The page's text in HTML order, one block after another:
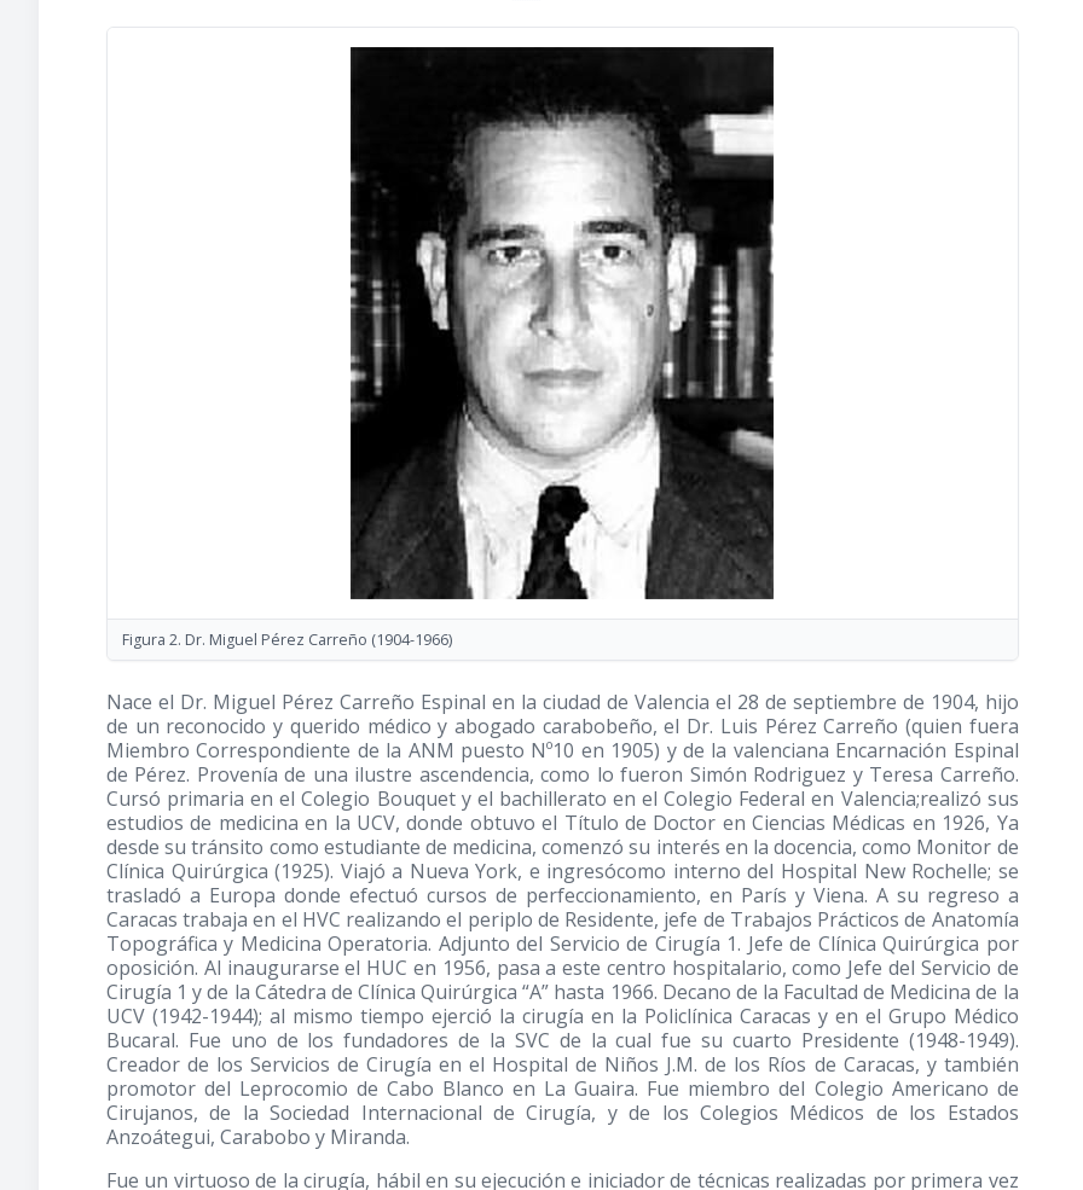
Figura 2. Dr. Miguel Pérez Carreño (1904-1966)
Nace el Dr. Miguel Pérez Carreño Espinal en la ciudad de Valencia el 28 de septiembre de 1904, hijo
de un reconocido y querido médico y abogado carabobeño, el Dr. Luis Pérez Carreño (quien fuera
Miembro Correspondiente de la ANM puesto Nº10 en 1905) y de la valenciana Encarnación Espinal
de Pérez. Provenía de una ilustre ascendencia, como lo fueron Simón Rodriguez y Teresa Carreño.
Cursó primaria en el Colegio Bouquet y el bachillerato en el Colegio Federal en Valencia;realizó sus
estudios de medicina en la UCV, donde obtuvo el Título de Doctor en Ciencias Médicas en 1926, Ya
desde su tránsito como estudiante de medicina, comenzó su interés en la docencia, como Monitor de
Clínica Quirúrgica(1925). Viajó a Nueva York, e ingresócomo interno del Hospital New Rochelle; se
trasladó a Europa donde efectuó cursos de perfeccionamiento, en París y Viena. A su regreso a
Caracas trabaja en el HVC realizando el periplo de Residente, jefe de Trabajos Prácticos de Anatomía
Topográfica y Medicina Operatoria. Adjunto del Servicio de Cirugía 1. Jefe de Clínica Quirúrgica por
oposición. Al inaugurarse el HUC en 1956, pasa a este centro hospitalario, como Jefe del Servicio de
Cirugía 1 y de la Cátedra de Clínica Quirúrgica “A” hasta 1966. Decano de la Facultad de Medicina de la
UCV (1942-1944); al mismo tiempo ejerció la cirugía en la Policlínica Caracas y en el Grupo Médico
Bucaral. Fue uno de los fundadores de la SVC de la cual fue su cuarto Presidente (1948-1949).
Creador de los Servicios de Cirugía en el Hospital de Niños J.M. de los Ríos de Caracas, y también
promotor del Leprocomio de Cabo Blanco en La Guaira. Fue miembro del Colegio Americano de
Cirujanos, de la Sociedad Internacional de Cirugía, y de los Colegios Médicos de los Estados
Anzoátegui, Carabobo y Miranda.
Fue un virtuoso de la cirugía, hábil en su ejecución e iniciador de técnicas realizadas por primera vez